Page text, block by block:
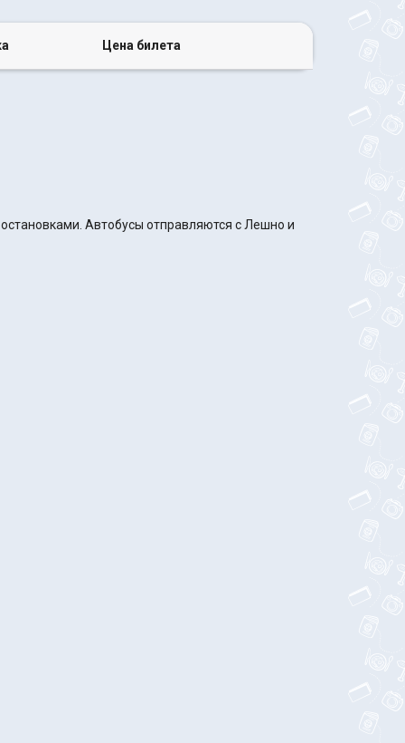
Цена билета
Автобусы отправляются с Лешно и